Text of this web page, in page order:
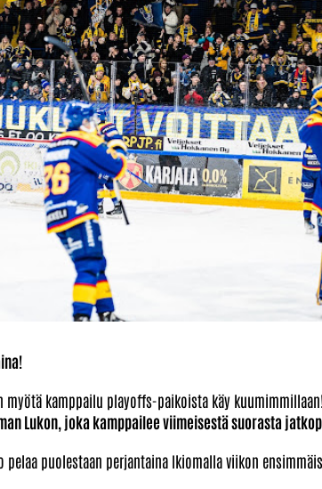
myötä kamppailu playoffs-paikoista käy
Lukon, joka kamppailee viimeisestä suorasta
pelaa puolestaan perjantaina Ikiomalla viikon